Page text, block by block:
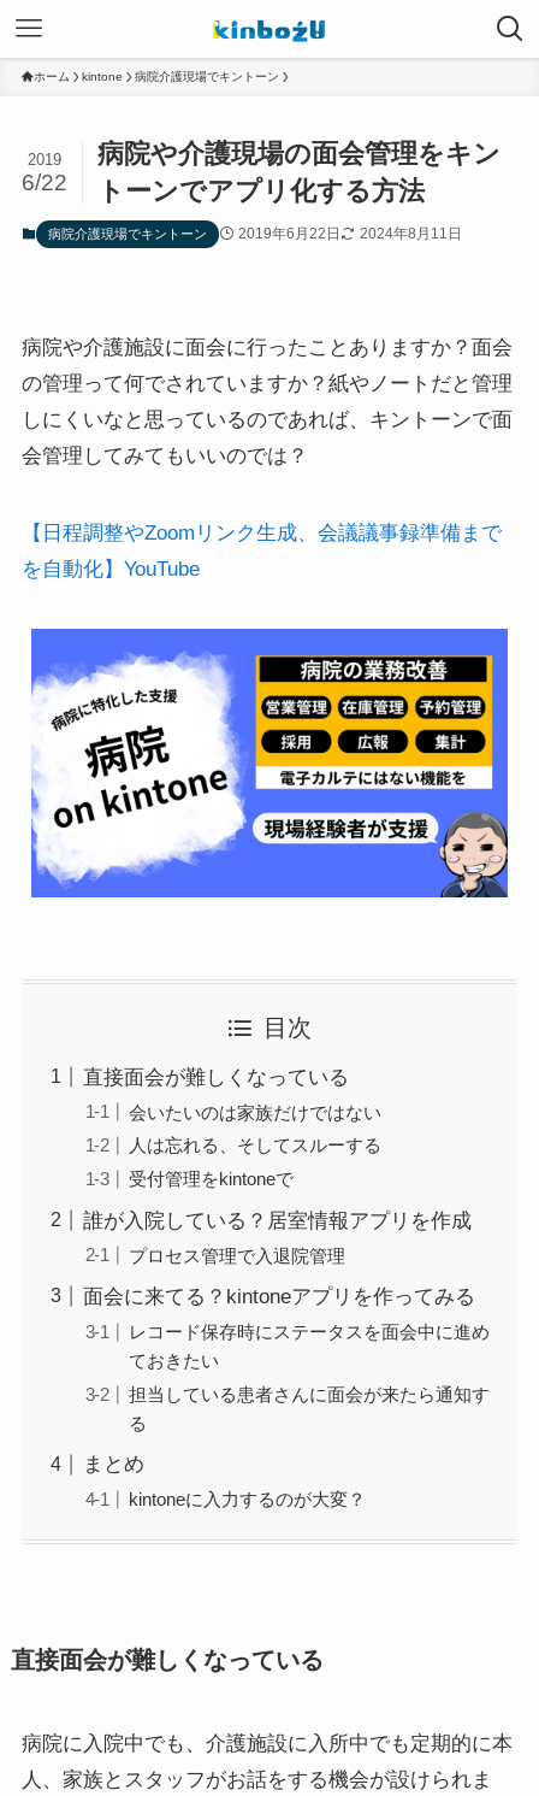
ホーム kintone 病院介護現場でキントーン
病院や介護現場の面会管理をキン
トーンでアプリ化する方法
2019
6/22
病院介護現場でキントーン 2019年6月22日 2024年8月11日
病院や介護施設に面会に行ったことありますか？面会
の管理って何でされていますか？紙やノートだと管理
しにくいなと思っているのであれば、キントーンで面
会管理してみてもいいのでは？
【日程調整やZoomリンク生成、会議議事録準備まで
を自動化】YouTube
目次
直接面会が難しくなっている
会いたいのは家族だけではない
人は忘れる、そしてスルーする
受付管理をkintoneで
誰が入院している？居室情報アプリを作成
プロセス管理で入退院管理
面会に来てる？kintoneアプリを作ってみる
レコード保存時にステータスを面会中に進め
ておきたい
担当している患者さんに面会が来たら通知す
る
まとめ
kintoneに入力するのが大変？
直接面会が難しくなっている
病院に入院中でも、介護施設に入所中でも定期的に本
人、家族とスタッフがお話をする機会が設けられま